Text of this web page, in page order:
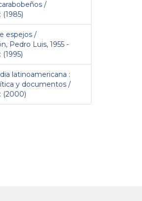
/
(1985)
espejos /
Pedro Luis, 1955 -
latinoamericana :
y documentos /
(2000)